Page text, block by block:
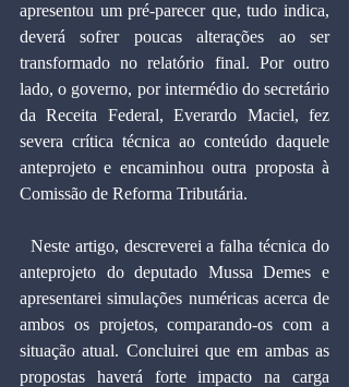
apresentou um pré-parecer que, tudo indica,
deverá sofrer poucas alterações ao ser
transformado no relatório final. Por outro
lado, o governo, por intermédio do secretário
da Receita Federal, Everardo Maciel, fez
severa crítica técnica ao conteúdo daquele
anteprojeto e encaminhou outra proposta à
Comissão de Reforma Tributária.
anteprojeto do deputado Mussa Demes e
apresentarei simulações numéricas acerca de
ambos os projetos, comparando-os com a
situação atual. Concluirei que em ambas as
propostas haverá forte impacto na carga